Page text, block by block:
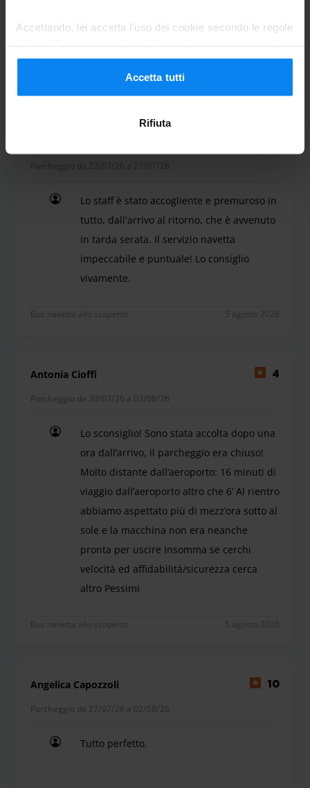
Accettando, lei accetta l'uso dei cookie secondo le regole
qualsiasi momento. Per tutti i dettagli, consulti la nostra
Informativa sulla privacy.
Accetta tutti
Rifiuta
oppure è una consuetudine comportarsi
La mia esperienza purtroppo è stata negativa.
Bus navetta allo scoperto
Lo staff è stato accogliente e premuroso in
tutto, dall'arrivo al ritorno, che è avvenuto
in tarda serata. Il servizio navetta
impeccabile e puntuale! Lo consiglio
vivamente.
Bus navetta allo scoperto 5 agosto 2026
Antonia Cioffi 4
Parcheggio da 30/07/26 a 03/08/26
Lo sconsiglio! Sono stata accolta dopo una
ora dall’arrivo, il parcheggio era chiuso!
Molto distante dall’aeroporto: 16 minuti di
viaggio dall’aeroporto altro che 6’ Al rientro
abbiamo aspettato più di mezz’ora sotto al
sole e la macchina non era neanche
pronta per uscire Insomma se cerchi
velocità ed affidabilità/sicurezza cerca
altro Pessimi
Bus navetta allo scoperto 5 agosto 2026
Angelica Capozzoli 10
Parcheggio da 27/07/26 a 02/08/26
Tutto perfetto.